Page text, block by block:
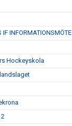
INFORMATIONSMÖTE
Hockeyskola